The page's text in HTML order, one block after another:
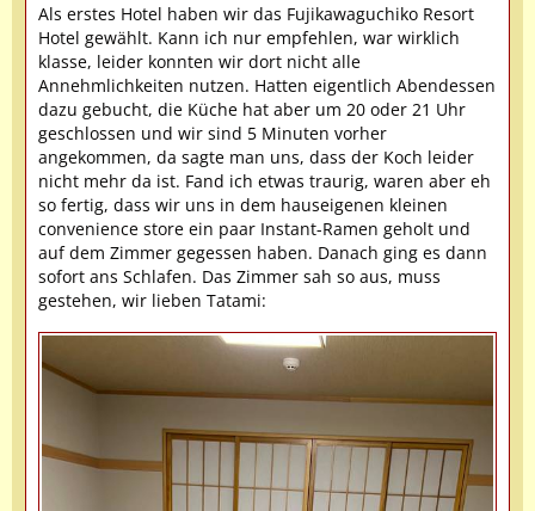
Als erstes Hotel haben wir das Fujikawaguchiko Resort
Hotel gewählt. Kann ich nur empfehlen, war wirklich
klasse, leider konnten wir dort nicht alle
Annehmlichkeiten nutzen. Hatten eigentlich Abendessen
dazu gebucht, die Küche hat aber um 20 oder 21 Uhr
geschlossen und wir sind 5 Minuten vorher
angekommen, da sagte man uns, dass der Koch leider
nicht mehr da ist. Fand ich etwas traurig, waren aber eh
so fertig, dass wir uns in dem hauseigenen kleinen
convenience store ein paar Instant-Ramen geholt und
auf dem Zimmer gegessen haben. Danach ging es dann
sofort ans Schlafen. Das Zimmer sah so aus, muss
gestehen, wir lieben Tatami: